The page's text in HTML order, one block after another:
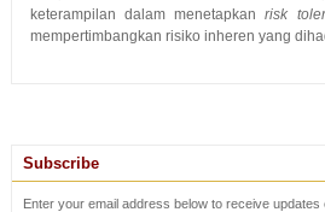
keterampilan dalam menetapkanrisk
mempertimbangkan risiko inheren yang
Subscribe
Enter your email address below to receive updates